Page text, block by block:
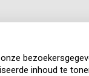
inhoud te